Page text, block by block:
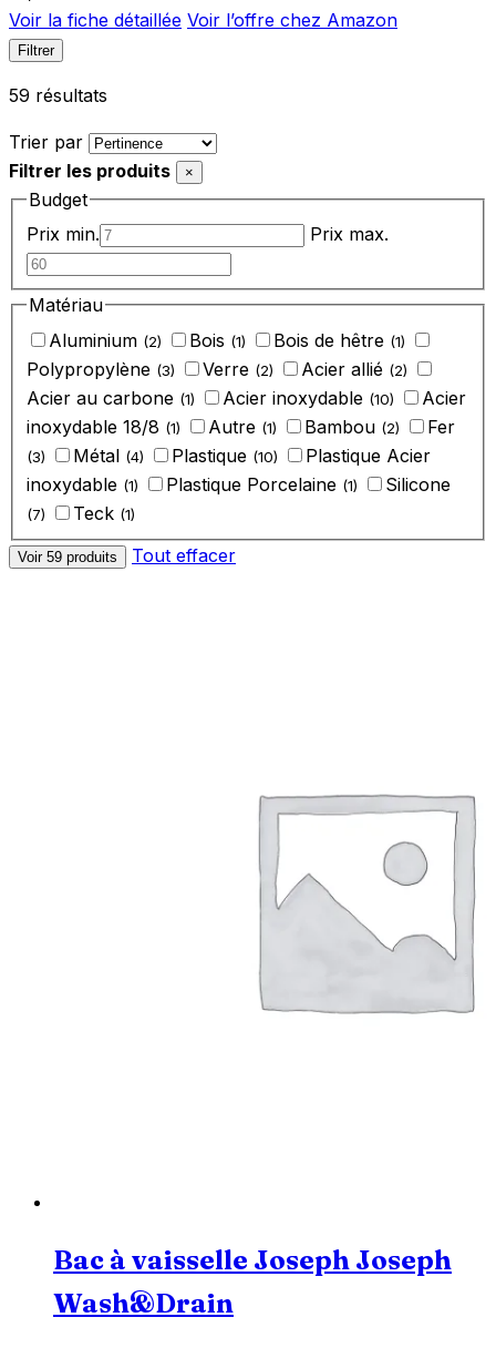
Voir la fiche détaillée Voir l’offre chez Amazon
Filtrer
59 résultats
Trier par
Appliquer
le
Filtrer les produits ×
Budget
Prix min.
Prix max.
Matériau
Aluminium (2) Bois (1) Bois de hêtre (1)
Polypropylène (3) Verre (2) ‎Acier allié (2)
‎Acier au carbone (1) ‎Acier inoxydable (10)
‎Acier
inoxydable 18/8 (1) ‎Autre (1) ‎Bambou (2) ‎Fer
(3) ‎Métal (4) ‎Plastique (10)
‎Plastique Acier
inoxydable (1) ‎Plastique Porcelaine (1) ‎Silicone
(7) ‎Teck (1)
Voir 59 produits Tout effacer
Bac à vaisselle Joseph Joseph
Wash&Drain